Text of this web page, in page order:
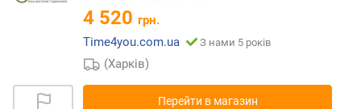
4 520 грн.
Time4you.com.ua
З нами 5 років
(Харків)
Перейти в магазин